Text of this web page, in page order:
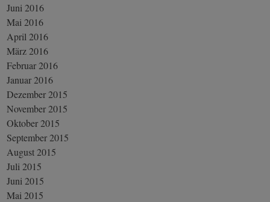
Juni 2016
Mai 2016
April 2016
März 2016
Februar 2016
Januar 2016
Dezember 2015
November 2015
Oktober 2015
September 2015
August 2015
Juli 2015
Juni 2015
Mai 2015